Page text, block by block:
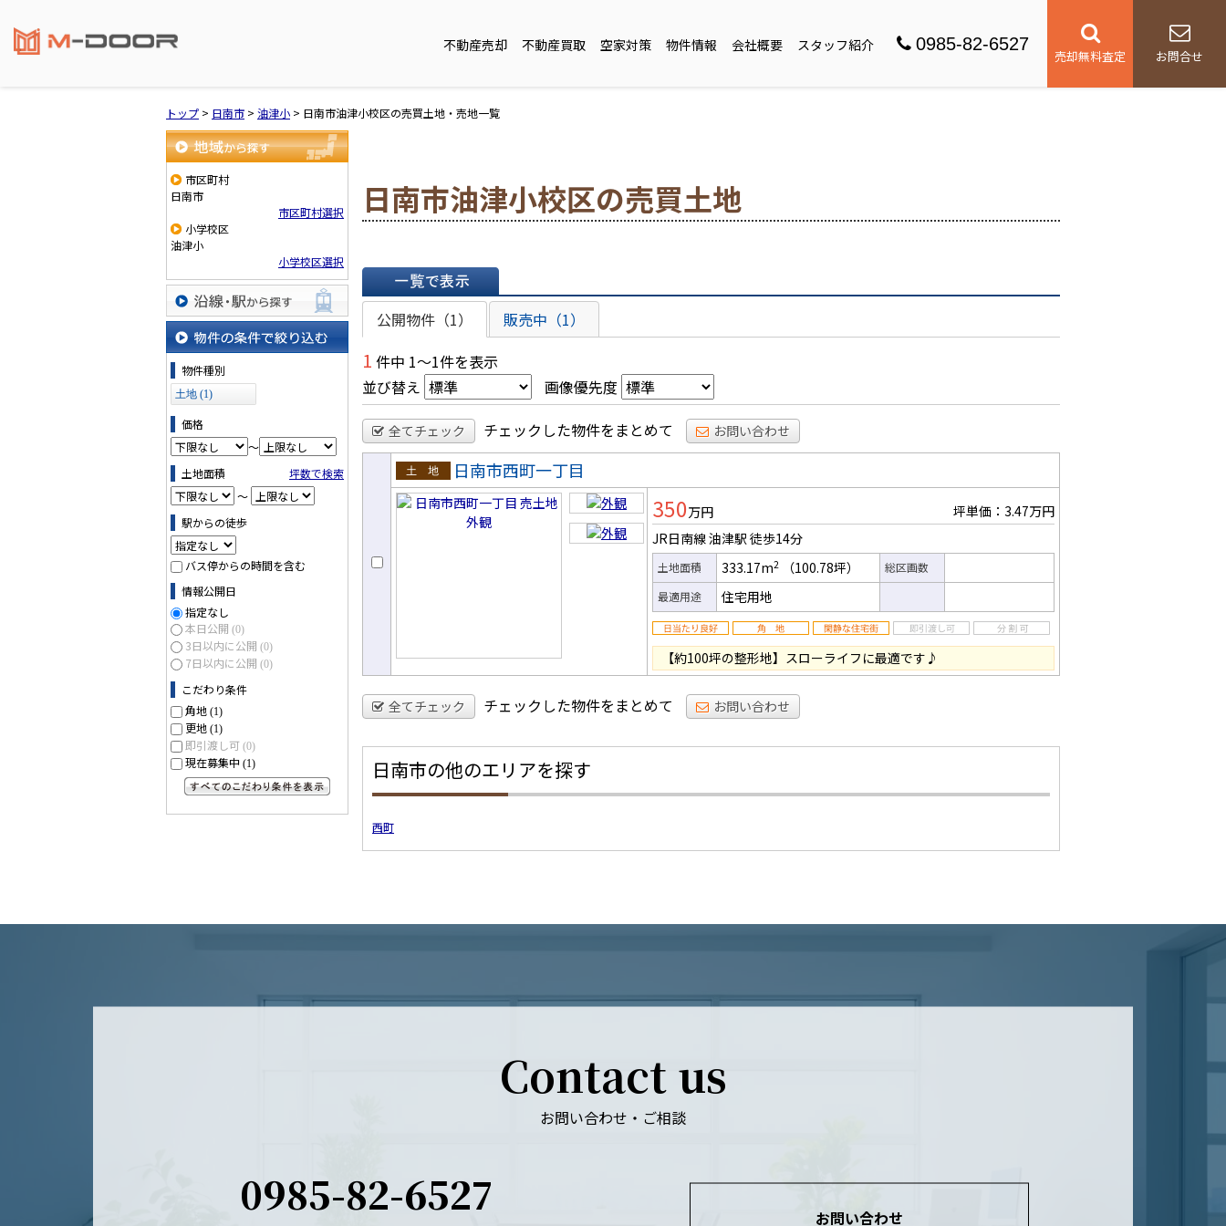
不動産売却 不動産買取 空家対策 物件情報 会社概要 スタッフ紹介 0985-82-6527
売却無料査定 お問合せ
トップ > 日南市 > 油津小 > 日南市油津小校区の売買土地・売地一覧
地域から探す
市区町村
日南市
市区町村選択
小学校区
油津小
小学校区選択
沿線・駅から探す
物件の条件で絞り込む
物件種別
土地 (1)
価格
～
土地面積
坪数で検索
～
駅からの徒歩
バス停からの時間を含む
情報公開日
指定なし
本日公開 (0)
3日以内に公開 (0)
7日以内に公開 (0)
こだわり条件
角地 (1)
更地 (1)
即引渡し可 (0)
現在募集中 (1)
日南市油津小校区の売買土地
一覧で表示
公開物件（1） 販売中（1）
1 件中 1～1件を表示
並び替え
画像優先度
全てチェック チェックした物件をまとめて お問い合わせ
売土地
日南市西町一丁目
350万円
坪単価：3.47万円
JR日南線 油津駅 徒歩14分
土地面積 333.17m2 （100.78坪）
総区画数
最適用途
住宅用地
【約100坪の整形地】スローライフに最適です♪
全てチェック チェックした物件をまとめて お問い合わせ
日南市の他のエリアを探す
西町
Contact us
お問い合わせ・ご相談
0985-82-6527 お問い合わせ